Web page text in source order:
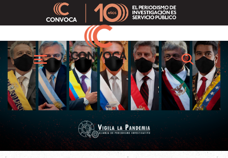
contenido
Menú Buscar